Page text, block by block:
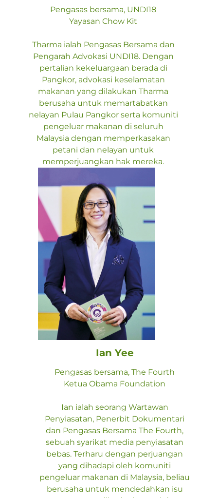
Pengasas bersama, UNDI18
Yayasan Chow Kit
Tharma ialah Pengasas Bersama dan
Pengarah Advokasi UNDI18. Dengan
pertalian kekeluargaan berada di
Pangkor, advokasi keselamatan
makanan yang dilakukan Tharma
berusaha untuk memartabatkan
nelayan Pulau Pangkor serta komuniti
pengeluar makanan di seluruh
Malaysia dengan memperkasakan
petani dan nelayan untuk
memperjuangkan hak mereka.
Ian Yee
Pengasas bersama, The Fourth
Ketua Obama Foundation
Ian ialah seorang Wartawan
Penyiasatan, Penerbit Dokumentari
dan Pengasas Bersama The Fourth,
sebuah syarikat media penyiasatan
bebas. Terharu dengan perjuangan
yang dihadapi oleh komuniti
pengeluar makanan di Malaysia, beliau
berusaha untuk mendedahkan isu